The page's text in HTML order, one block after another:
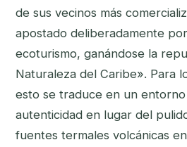
de sus vecinos más
apostado deliberadamente
ecoturismo, ganándose la
Naturaleza del Caribe». Para
esto se traduce en un
autenticidad en lugar del
fuentes termales volcánicas